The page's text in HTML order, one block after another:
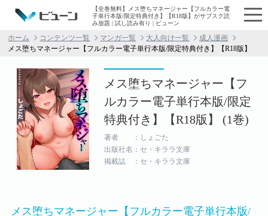
【全巻無料】メス堕ちマネージャー【フルカラー電
子単行本版/限定特典付き】【R18版】がサブスク読
み放題 | 試し読み有り | ビューン
ホーム コンテンツ一覧 マンガ一覧 大人向け一覧
成人漫画
メス堕ちマネージャー【フルカラー電子単行本版/限定特典付き】【R18版】
メス堕ちマネージャー【フ
ルカラー電子単行本版/限定
特典付き】【R18版】 (1巻)
著者 ：しょごた
出版社名：セ・キララ文庫
掲載誌 ：セ・キララ文庫
メス堕ちマネージャー【フルカラー電子単行本版/